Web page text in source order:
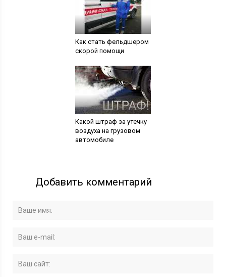
Как стать фельдшером
скорой помощи
Какой штраф за утечку
воздуха на грузовом
автомобиле
Добавить комментарий